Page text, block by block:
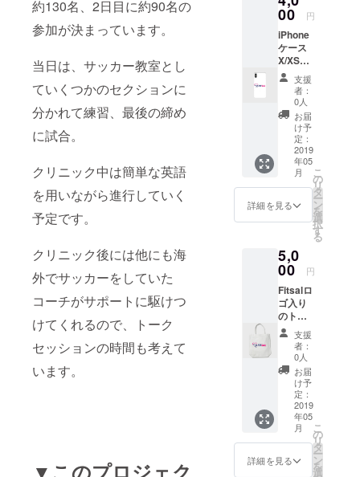
約130名、2日目に約90名の
参加が決まっています。
当日は、サッカー教室とし
ていくつかのセクションに
分かれて練習、最後の締め
に試合。
クリニック中は簡単な英語
を用いながら進行していく
予定です。
クリニック後には他にも海
外でサッカーをしていた
コーチがサポートに駆けつ
けてくれるので、トーク
セッションの時間も考えて
います。
▼このプロジェク
00 円
iPhone
ケース
X/XS
用。こ
のプロ
ジェク
ト限定
の商品
です。
支援
者：
0人
お届
け予
定：
2019
年05
月
詳細を見る
こ
の
リ
タ
ー
ン
を
選
択
す
る
5,0
00 円
Fitsalロ
ゴ入り
のトー
トバッ
グ。こ
のプロ
ジェク
ト限定
商品で
す。
支援
者：
0人
お届
け予
定：
2019
年05
月
詳細を見る
こ
の
リ
タ
ー
ン
を
選